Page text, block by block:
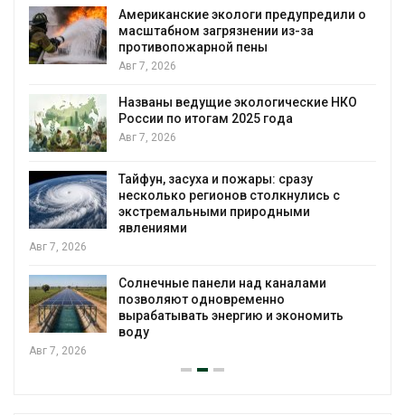
Американские экологи предупредили о
масштабном загрязнении из-за
противопожарной пены
Авг 7, 2026
Названы ведущие экологические НКО
России по итогам 2025 года
Авг 7, 2026
Тайфун, засуха и пожары: сразу
несколько регионов столкнулись с
экстремальными природными
явлениями
Авг 7, 2026
Солнечные панели над каналами
позволяют одновременно
вырабатывать энергию и экономить
воду
Авг 7, 2026